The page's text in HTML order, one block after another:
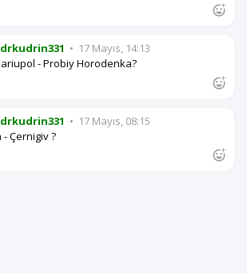
• 17 Mayıs, 14:13
- Probiy Horodenka?
• 17 Mayıs, 08:15
Çernigiv ?